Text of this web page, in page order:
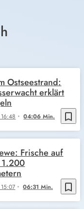
bookmark_border
04:06 Min.
Ostseestrand:
erklärt
bookmark_border
06:31 Min.
Frische auf
1.200